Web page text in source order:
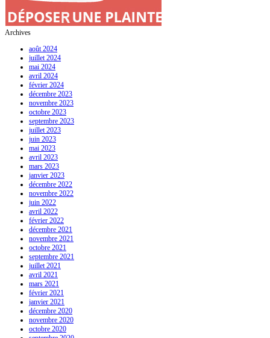
Archives
août 2024
juillet 2024
mai 2024
avril 2024
février 2024
décembre 2023
novembre 2023
octobre 2023
septembre 2023
juillet 2023
juin 2023
mai 2023
avril 2023
mars 2023
janvier 2023
décembre 2022
novembre 2022
juin 2022
avril 2022
février 2022
décembre 2021
novembre 2021
octobre 2021
septembre 2021
juillet 2021
avril 2021
mars 2021
février 2021
janvier 2021
décembre 2020
novembre 2020
octobre 2020